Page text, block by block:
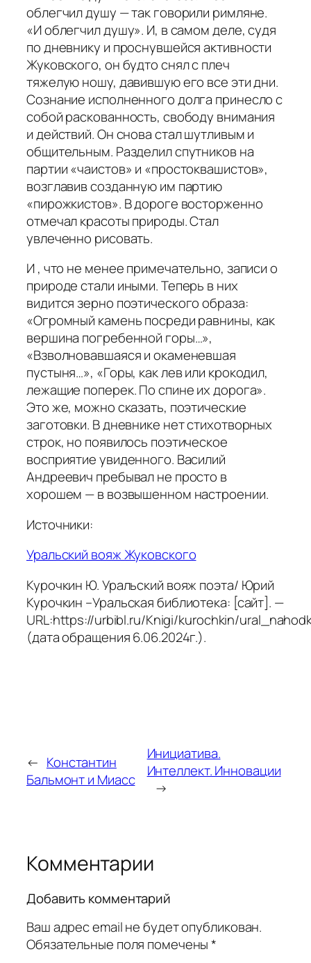
облегчил душу — так говорили римляне.
«И облегчил душу». И, в самом деле, судя
по дневнику и проснувшейся активности
Жуковского, он будто снял с плеч
тяжелую ношу, давившую его все эти дни.
Сознание исполненного долга принесло с
собой раскованность, свободу внимания
и действий. Он снова стал шутливым и
общительным. Разделил спутников на
партии «чаистов» и «простоквашистов»,
возглавив созданную им партию
«пирожкистов». В дороге восторженно
отмечал красоты природы. Стал
увлеченно рисовать.
И , что не менее примечательно, записи о
природе стали иными. Теперь в них
видится зерно поэтического образа:
«Огромный камень посреди равнины, как
вершина погребенной горы…»,
«Взволновавшаяся и окаменевшая
пустыня…», «Горы, как лев или крокодил,
лежащие поперек. По спине их дорога».
Это же, можно сказать, поэтические
заготовки. В дневнике нет стихотворных
строк, но появилось поэтическое
восприятие увиденного. Василий
Андреевич пребывал не просто в
хорошем — в возвышенном настроении.
Источники:
Уральский вояж Жуковского
Курочкин Ю. Уральский вояж поэта/ Юрий
Курочкин –Уральская библиотека: [сайт]. —
URL:https://urbibl.ru/Knigi/kurochkin/
(дата обращения 6.06.2024г.).
← Константин
Бальмонт и Миасс
Инициатива.
Интеллект. Инновации
→
Комментарии
Добавить комментарий
Ваш адрес email не будет опубликован.
Обязательные поля помечены*